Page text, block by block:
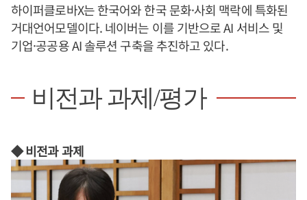
하이퍼클로바X는 한국어와 한국 문화·사회 맥락에 특화된
거대언어모델이다. 네이버는 이를 기반으로 AI 서비스 및
기업·공공용 AI 솔루션 구축을 추진하고 있다.
비전과 과제/평가
◆ 비전과 과제